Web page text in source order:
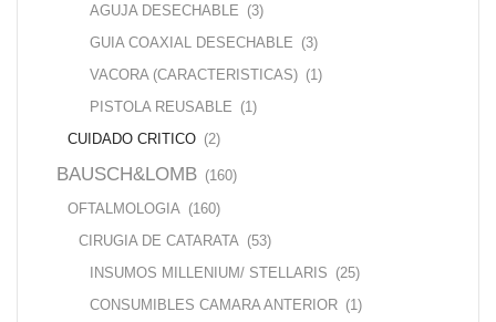
AGUJA DESECHABLE (3)
GUIA COAXIAL DESECHABLE (3)
VACORA (CARACTERISTICAS) (1)
PISTOLA REUSABLE (1)
CUIDADO CRITICO (2)
BAUSCH&LOMB (160)
OFTALMOLOGIA (160)
CIRUGIA DE CATARATA (53)
INSUMOS MILLENIUM/ STELLARIS (25)
CONSUMIBLES CAMARA ANTERIOR (1)